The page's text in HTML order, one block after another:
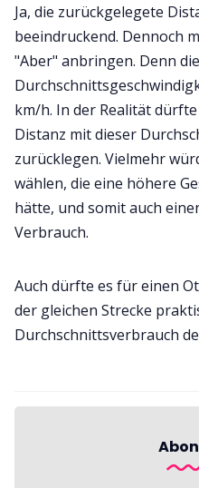
Ja, die zurückgelegete
beeindruckend. Dennoch
"Aber" anbringen. Denn
km/h. In der Realität
Distanz mit dieser
zurücklegen. Vielmehr
wählen, die eine höhere
hätte, und somit auch
Verbrauch.
Auch dürfte es für einen
der gleichen Strecke
Durchschnittsverbrauch